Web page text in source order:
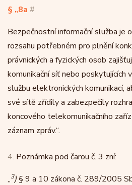
§ „8a #
Bezpečnostní informační služba je
rozsahu potřebném pro plnění
právnických a fyzických osob
komunikační síť nebo poskytujících
službu elektronických komunikací,
své sítě zřídily a zabezpečily
koncového telekomunikačního
záznam zpráv.“.
4. Poznámka pod čarou č. 3 zní:
„3)§ 9 a 10 zákona č. 289/2005